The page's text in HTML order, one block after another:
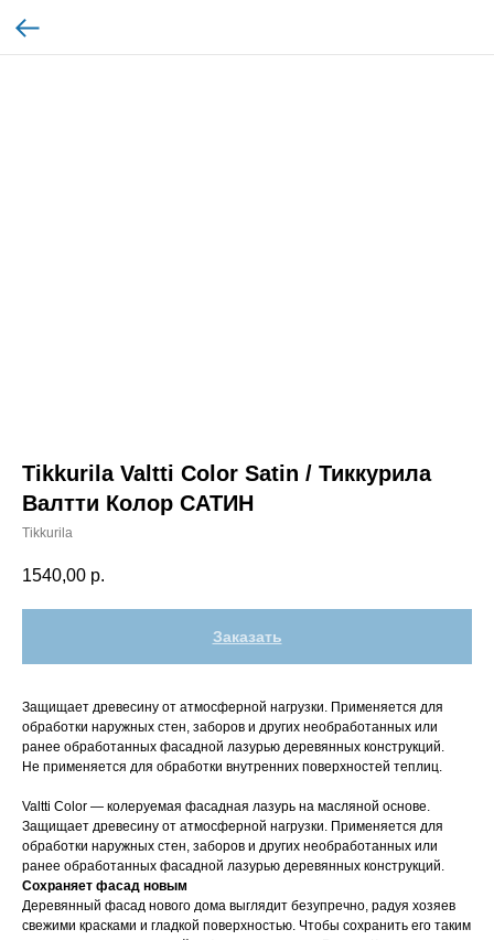
Tikkurila Valtti Color Satin / Тиккурила
Валтти Колор САТИН
Tikkurila
1540,00 р.
Заказать
Защищает древесину от атмосферной нагрузки. Применяется для
обработки наружных стен, заборов и других необработанных или
ранее обработанных фасадной лазурью деревянных конструкций.
Не применяется для обработки внутренних поверхностей теплиц.
Valtti Color — колеруемая фасадная лазурь на масляной основе.
Защищает древесину от атмосферной нагрузки. Применяется для
обработки наружных стен, заборов и других необработанных или
ранее обработанных фасадной лазурью деревянных конструкций.
Сохраняет фасад новым
Деревянный фасад нового дома выглядит безупречно, радуя хозяев
свежими красками и гладкой поверхностью. Чтобы сохранить его таким